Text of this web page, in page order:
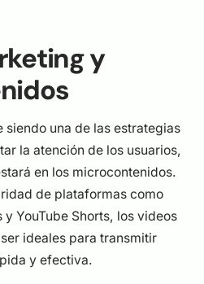
y
siendo una de las estrategias
la atención de los usuarios,
en los microcontenidos.
de plataformas como
YouTube Shorts, los videos
ideales para transmitir
y efectiva.